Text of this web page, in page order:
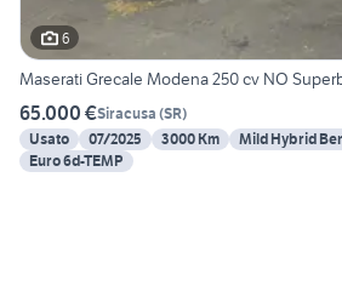
6
Maserati Grecale Modena 250 cv NO
65.000 €Siracusa (SR)
Usato
07/2025 3000 Km Mild Hybrid
Euro 6d-TEMP